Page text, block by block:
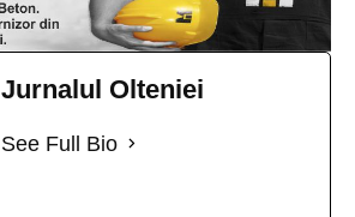
Jurnalul Olteniei
See Full Bio